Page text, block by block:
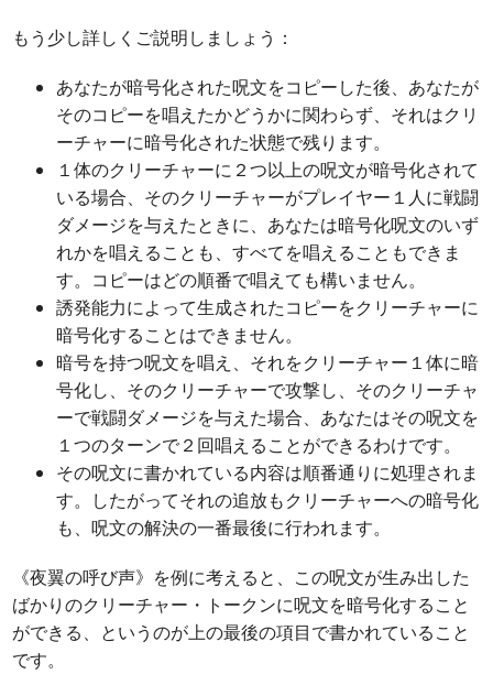
もう少し詳しくご説明しましょう：
あなたが暗号化された呪文をコピーした後、あなたが
そのコピーを唱えたかどうかに関わらず、それはクリ
ーチャーに暗号化された状態で残ります。
１体のクリーチャーに２つ以上の呪文が暗号化されて
いる場合、そのクリーチャーがプレイヤー１人に戦闘
ダメージを与えたときに、あなたは暗号化呪文のいず
れかを唱えることも、すべてを唱えることもできま
す。コピーはどの順番で唱えても構いません。
誘発能力によって生成されたコピーをクリーチャーに
暗号化することはできません。
暗号を持つ呪文を唱え、それをクリーチャー１体に暗
号化し、そのクリーチャーで攻撃し、そのクリーチャ
ーで戦闘ダメージを与えた場合、あなたはその呪文を
１つのターンで２回唱えることができるわけです。
その呪文に書かれている内容は順番通りに処理されま
す。したがってそれの追放もクリーチャーへの暗号化
も、呪文の解決の一番最後に行われます。
《夜翼の呼び声》を例に考えると、この呪文が生み出した
ばかりのクリーチャー・トークンに呪文を暗号化すること
ができる、というのが上の最後の項目で書かれていること
です。